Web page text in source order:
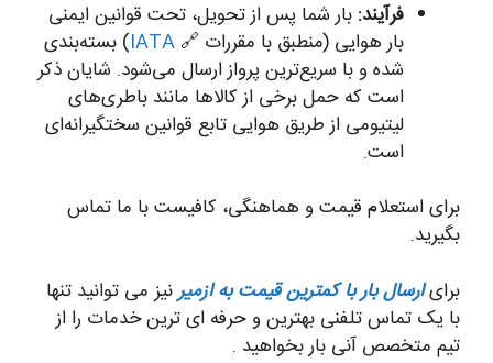
فرآیند: بار شما پس از تحویل، تحت قوانین ایمنی
بار هوایی (منطبق با مقررات 🔗 IATA) بسته‌بندی
شده و با سریع‌ترین پرواز ارسال می‌شود. شایان ذکر
است که حمل برخی از کالاها مانند باطری‌های
لیتیومی از طریق هوایی تابع قوانین سختگیرانه‌ای
است.
برای استعلام قیمت و هماهنگی، کافیست با ما تماس
بگیرید.
برایارسال بار با کمترین قیمت به ازمیرنیز می توانید تنها
با یک تماس تلفنی بهترین و حرفه ای ترین خدمات را از
تیم متخصص آنی بار بخواهید .